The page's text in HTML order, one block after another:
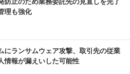
理も強化
にランサムウェア攻撃、取引先の従業
情報が漏えいした可能性